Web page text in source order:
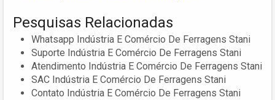
Pesquisas Relacionadas
Whatsapp Indústria E Comércio De Ferragens Stani
Suporte Indústria E Comércio De Ferragens Stani
Atendimento Indústria E Comércio De Ferragens Stani
SAC Indústria E Comércio De Ferragens Stani
Contato Indústria E Comércio De Ferragens Stani